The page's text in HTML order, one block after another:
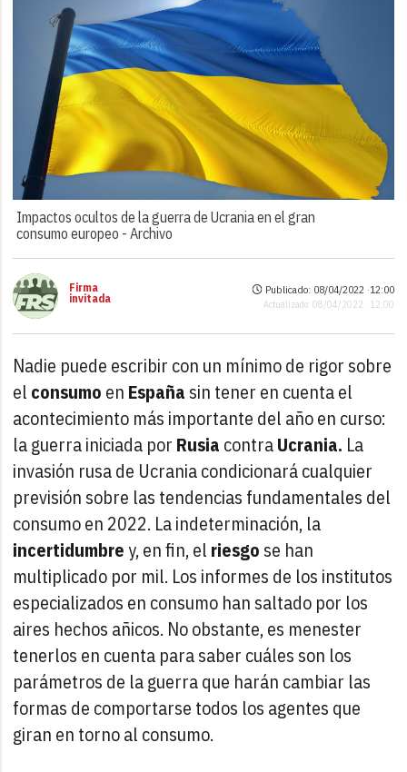
Impactos ocultos de la guerra de Ucrania en el gran
consumo europeo -Archivo
Firma
invitada
Publicado: 08/04/2022 ·12:00
Actualizado: 08/04/2022 · 12:00
Nadie puede escribir con un mínimo de rigor sobre
el consumo en España sin tener en cuenta el
acontecimiento más importante del año en curso:
la guerra iniciada por Rusia contraUcrania. La
invasión rusa de Ucrania condicionará cualquier
previsión sobre las tendencias fundamentales del
consumo en 2022. La indeterminación, la
incertidumbrey, en fin, el riesgo se han
multiplicado por mil. Los informes de los institutos
especializados en consumo han saltado por los
aires hechos añicos. No obstante, es menester
tenerlos en cuenta para saber cuáles son los
parámetros de la guerra que harán cambiar las
formas de comportarse todos los agentes que
giran en torno al consumo.